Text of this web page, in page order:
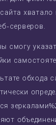
хватало
серверов.
смогу
обхода